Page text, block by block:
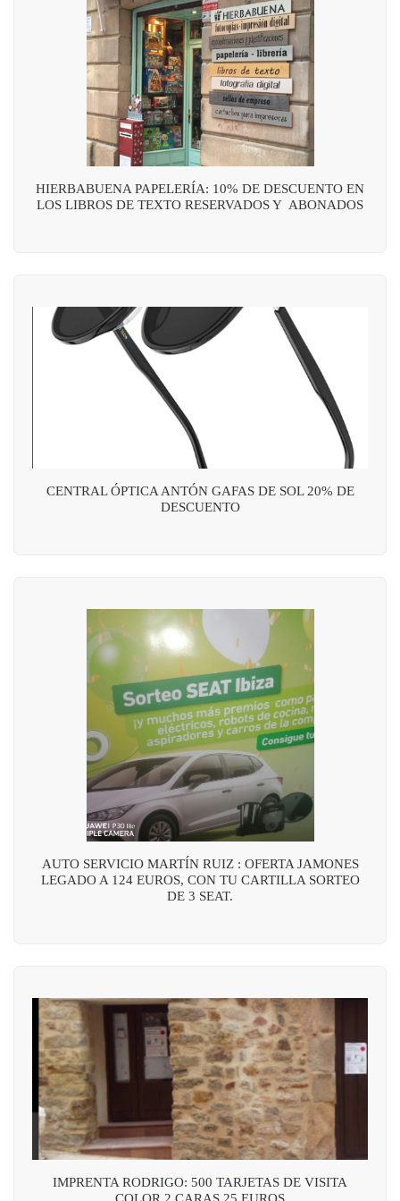
HIERBABUENA PAPELERÍA: 10% DE DESCUENTO EN
LOS LIBROS DE TEXTO RESERVADOS Y ABONADOS
CENTRAL ÓPTICA ANTÓN GAFAS DE SOL 20% DE
DESCUENTO
AUTO SERVICIO MARTÍN RUIZ : OFERTA JAMONES
LEGADO A 124 EUROS, CON TU CARTILLA SORTEO
DE 3 SEAT.
IMPRENTA RODRIGO: 500 TARJETAS DE VISITA